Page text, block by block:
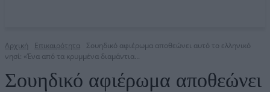
Αρχική Επικαιρότητα
Σουηδικό αφιέρωμα αποθεώνει αυτό το ελληνικό
νησί: «Ένα από τα κρυμμένα διαμάντια...
Σουηδικό αφιέρωμα αποθεώνει